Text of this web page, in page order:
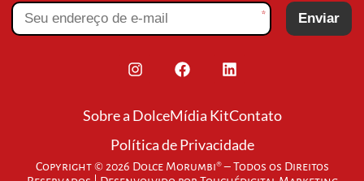
* Enviar
Sobre a DolceMídia KitContato
Política de Privacidade
Copyright © 2026 Dolce Morumbi® – Todos os Direitos